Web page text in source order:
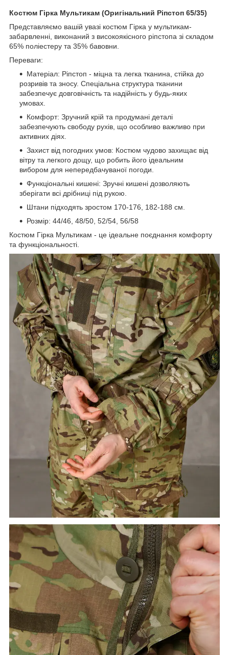
Костюм Гірка Мультикам (Оригінальний Ріпстоп 65/35)
Представляємо вашій увазі костюм Гірка у мультикам-
забарвленні, виконаний з високоякісного ріпстопа зі складом
65% поліестеру та 35% бавовни.
Переваги:
Матеріал: Ріпстоп - міцна та легка тканина, стійка до
розривів та зносу. Спеціальна структура тканини
забезпечує довговічність та надійність у будь-яких
умовах.
Комфорт: Зручний крій та продумані деталі
забезпечують свободу рухів, що особливо важливо при
активних діях.
Захист від погодних умов: Костюм чудово захищає від
вітру та легкого дощу, що робить його ідеальним
вибором для непередбачуваної погоди.
Функціональні кишені: Зручні кишені дозволяють
зберігати всі дрібниці під рукою.
Штани підходять зростом 170-176, 182-188 см.
Розмір: 44/46, 48/50, 52/54, 56/58
Костюм Гірка Мультикам - це ідеальне поєднання комфорту
та функціональності.